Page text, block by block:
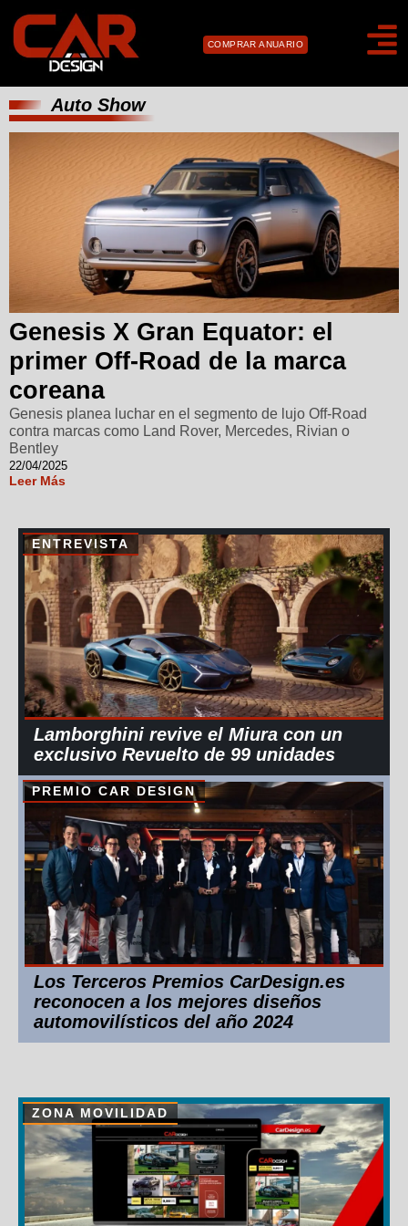
COMPRAR ANUARIO
Auto Show
Genesis X Gran Equator: el
primer Off-Road de la marca
coreana
Genesis planea luchar en el segmento de lujo Off-Road
contra marcas como Land Rover, Mercedes, Rivian o
Bentley
22/04/2025
Leer Más
ENTREVISTA
Lamborghini revive el Miura con un
exclusivo Revuelto de 99 unidades
PREMIO CAR DESIGN
Los Terceros Premios CarDesign.es
reconocen a los mejores diseños
automovilísticos del año 2024
ZONA MOVILIDAD